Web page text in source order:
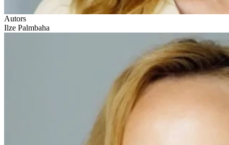
Autors
Ilze Palmbaha